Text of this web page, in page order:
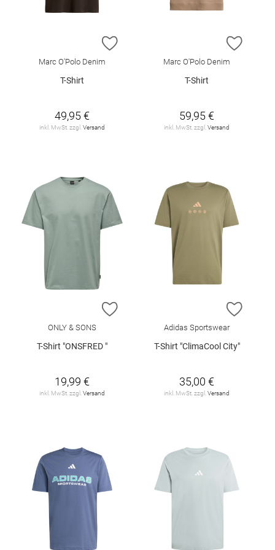
ZUR WUNSCHLISTE HINZUFÜGEN
Marc O'Polo Denim
T-Shirt
49,95 €
inkl. MwSt. zzgl. Versand
ZUR
Marc O'Polo Denim
T-Shirt
59,95 €
inkl. MwSt. zzgl. Versand
ZUR WUNSCHLISTE HINZUFÜGEN
ONLY & SONS
T-Shirt "ONSFRED "
19,99 €
inkl. MwSt. zzgl. Versand
ZUR
Adidas Sportswear
T-Shirt "ClimaCool City"
35,00 €
inkl. MwSt. zzgl. Versand